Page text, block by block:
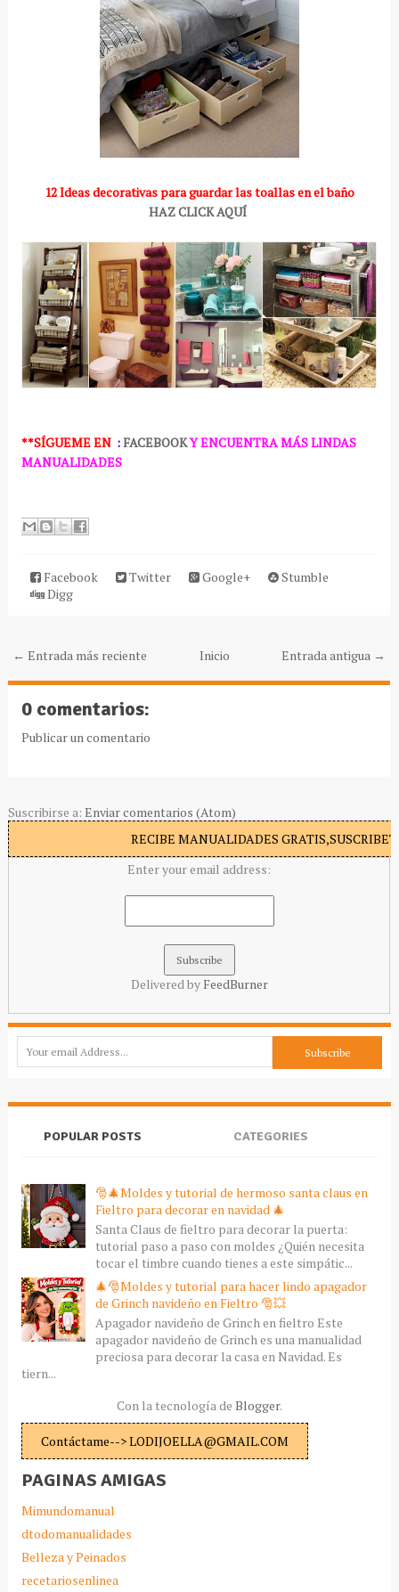
12 Ideas decorativas para guardar las toallas en el baño
HAZ CLICK AQUÍ
**SÍGUEMEEN :FACEBOOKY ENCUENTRA MÁS LINDAS
MANUALIDADES
Facebook Twitter Google+
Stumble
Digg
← Entrada más reciente Entrada antigua →
Inicio
0 comentarios:
Publicar un comentario
Suscribirse a: Enviar comentarios (Atom)
RECIBE MANUALIDADES
Enter your email address:
Delivered by FeedBurner
POPULAR POSTS CATEGORIES
🎅🎄Moldes y tutorial de hermoso santa claus en
Fieltro para decorar en navidad 🎄
Santa Claus de fieltro para decorar la puerta:
tutorial paso a paso con moldes ¿Quién necesita
tocar el timbre cuando tienes a este simpátic...
🎄🎅Moldes y tutorial para hacer lindo apagador
de Grinch navideño en Fieltro 🎅💥
Apagador navideño de Grinch en fieltro Este
apagador navideño de Grinch es una manualidad
preciosa para decorar la casa en Navidad. Es
tiern...
Con la tecnología de Blogger.
Contáctame--> LODIJOELLA@GMAIL.COM
PAGINAS AMIGAS
Mimundomanual
dtodomanualidades
Belleza y Peinados
recetariosenlinea